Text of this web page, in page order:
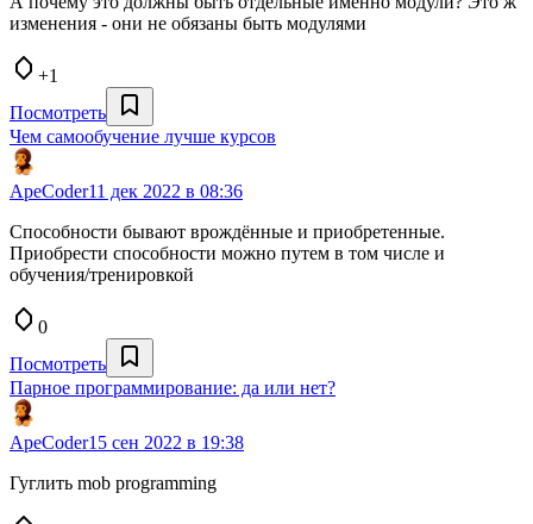
изменения - они не обязаны быть модулями
+1
Посмотреть
Чем самообучение лучше курсов
ApeCoder11 дек 2022 в 08:36
Способности бывают врождённые и приобретенные.
Приобрести способности можно путем в том числе и
обучения/тренировкой
0
Посмотреть
Парное программирование: да или нет?
ApeCoder15 сен 2022 в 19:38
Гуглить mob programming